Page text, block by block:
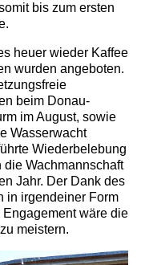
bis zum ersten
heuer wieder Kaffee
wurden angeboten.
beim Donau-
im August, sowie
Wasserwacht
Wiederbelebung
Wachmannschaft
Jahr. Der Dank des
in irgendeiner Form
wäre die
meistern.